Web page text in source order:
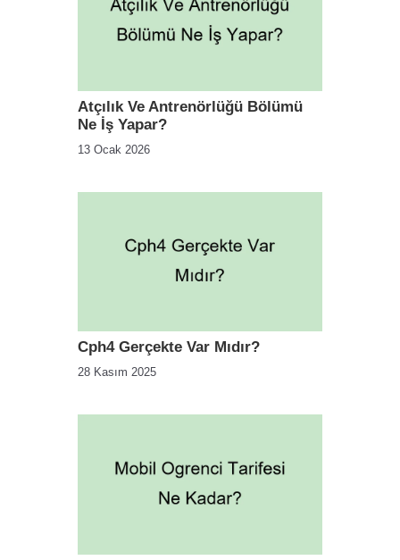
Atçılık Ve Antrenörlüğü Bölümü
Ne İş Yapar?
13 Ocak 2026
Cph4 Gerçekte Var Mıdır?
28 Kasım 2025